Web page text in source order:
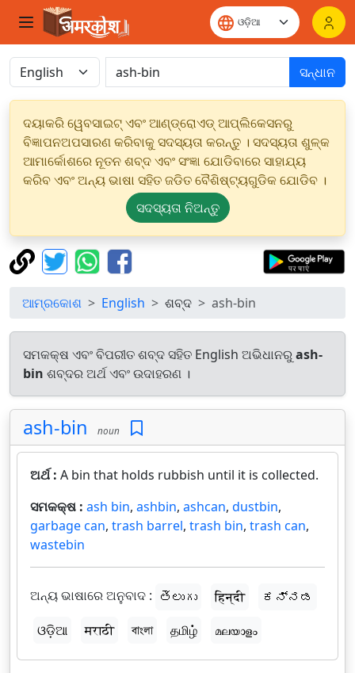
ସନ୍ଧାନ
ଦୟାକରି ୱେବସାଇଟ୍ ଏବଂ ଆଣ୍ଡ୍ରୋଏଡ୍ ଆପ୍ଲିକେସନରୁ
ବିଜ୍ଞାପନଅପସାରଣ କରିବାକୁ ସଦସ୍ୟତା କରନ୍ତୁ । ସଦସ୍ୟତା ଶୁଳ୍କ
ଆମାର୍କୋଶରେ ନୂତନ ଶବ୍ଦ ଏବଂ ସଂଜ୍ଞା ଯୋଡିବାରେ ସାହାଯ୍ୟ
କରିବ ଏବଂ ଅନ୍ୟ ଭାଷା ସହିତ ଜଡିତ ବୈଶିଷ୍ଟ୍ୟଗୁଡିକ ଯୋଡିବ ।
ସଦସ୍ୟତା ନିଅନ୍ତୁ
ଆମ୍ରକୋଶ English ଶବ୍ଦ ash-bin
ସମକକ୍ଷ ଏବଂ ବିପରୀତ ଶବ୍ଦ ସହିତ English ଅଭିଧାନରୁash-
bin ଶବ୍ଦର ଅର୍ଥ ଏବଂ ଉଦାହରଣ ।
ash-bin noun
ଅର୍ଥ : A bin that holds rubbish until it is collected.
ସମକକ୍ଷ : ash bin, ashbin, ashcan, dustbin,
garbage can, trash barrel, trash bin, trash can,
wastebin
ଅନ୍ୟ ଭାଷାରେ ଅନୁବାଦ : తెలుగు हिन्दी
ಕನ್ನಡ
ଓଡ଼ିଆ
मराठी বাংলা தமிழ் മലയാളം